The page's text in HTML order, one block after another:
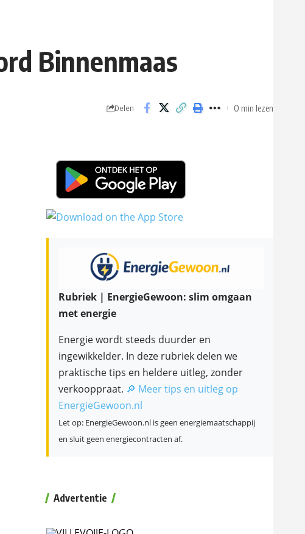
Binnenmaas
Delen 0 min lezen
Rubriek | EnergieGewoon: slim omgaan
met energie
Energie wordt steeds duurder en
ingewikkelder. In deze rubriek delen we
praktische tips en heldere uitleg, zonder
verkooppraat. 🔎 Meer tips en uitleg op
EnergieGewoon.nl
Let op: EnergieGewoon.nl is geen energiemaatschappij
en sluit geen energiecontracten af.
Advertentie